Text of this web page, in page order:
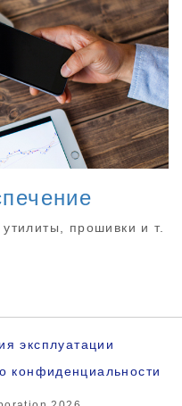
прошивки и т.
эксплуатации
конфиденциальности